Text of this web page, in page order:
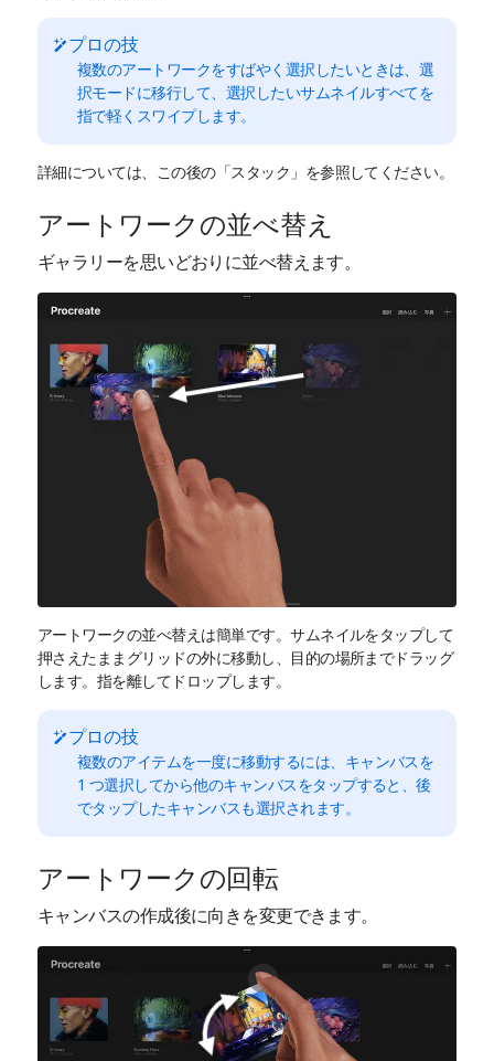
プロの技
複数のアートワークをすばやく選択したいときは、選
択モードに移行して、選択したいサムネイルすべてを
指で軽くスワイプします。
詳細については、この後の「スタック」を参照してください。
アートワークの並べ替え
ギャラリーを思いどおりに並べ替えます。
アートワークの並べ替えは簡単です。サムネイルをタップして
押さえたままグリッドの外に移動し、目的の場所までドラッグ
します。指を離してドロップします。
プロの技
複数のアイテムを一度に移動するには、キャンバスを
1 つ選択してから他のキャンバスをタップすると、後
でタップしたキャンバスも選択されます。
アートワークの回転
キャンバスの作成後に向きを変更できます。